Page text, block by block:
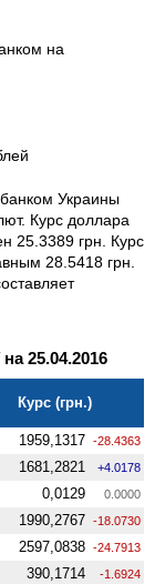
на
Украины
Курс доллара
25.3389 грн. Курс
28.5418 грн.
25.04.2016
Курс (грн.)
1959,1317 -28.4363
1681,2821 +4.0178
0,0129 0.0000
1990,2767 -18.0730
2597,0838 -24.7913
390,1714 -1.6924